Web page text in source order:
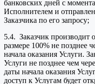
банковских дней с
Исполнителем и
Заказчика по его запросу;
5.4. Заказчик производит
размере 100% не позднее
начала оказания Услуги.
Услуги не позднее чем
даты начала оказания
доступ к Услугам будет